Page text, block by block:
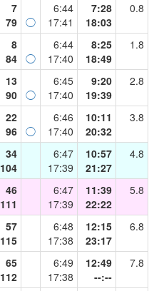
7
79 ◯
6:44
17:41
7:28
18:03
0.8
8
84 ◯
6:44
17:40
8:25
18:49
1.8
13
90 ◯
6:45
17:40
9:20
19:39
2.8
22
96 ◯
6:46
17:40
10:11
20:32
3.8
34
104
6:47
17:39
10:57
21:27
4.8
46
111
6:47
17:39
11:39
22:22
5.8
57
115
6:48
17:38
12:15
23:17
6.8
65
112
6:49
17:38
12:49
--:--
7.8